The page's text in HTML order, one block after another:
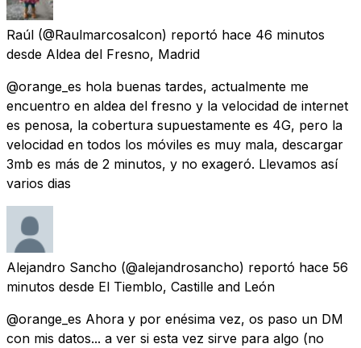
Raúl (@Raulmarcosalcon) reportó hace 46 minutos
desde Aldea del Fresno, Madrid
@orange_es hola buenas tardes, actualmente me
encuentro en aldea del fresno y la velocidad de internet
es penosa, la cobertura supuestamente es 4G, pero la
velocidad en todos los móviles es muy mala, descargar
3mb es más de 2 minutos, y no exageró. Llevamos así
varios dias
Alejandro Sancho (@alejandrosancho) reportó hace 56
minutos desde El Tiemblo, Castille and León
@orange_es Ahora y por enésima vez, os paso un DM
con mis datos... a ver si esta vez sirve para algo (no